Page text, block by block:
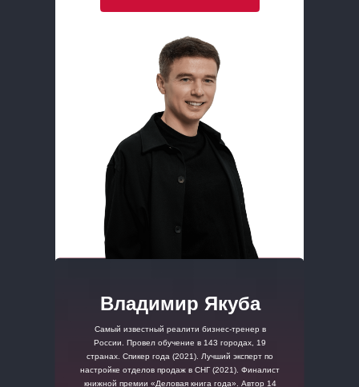
Владимир Якуба
Самый известный реалити бизнес-тренер в
России. Провел обучение в 143 городах, 19
странах. Спикер года (2021). Лучший эксперт по
настройке отделов продаж в СНГ (2021). Финалист
книжной премии «Деловая книга года». Автор 14